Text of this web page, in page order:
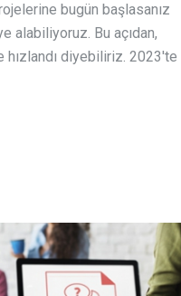
bugün başlasanız
alabiliyoruz. Bu açıdan,
hızlandı diyebiliriz. 2023'te